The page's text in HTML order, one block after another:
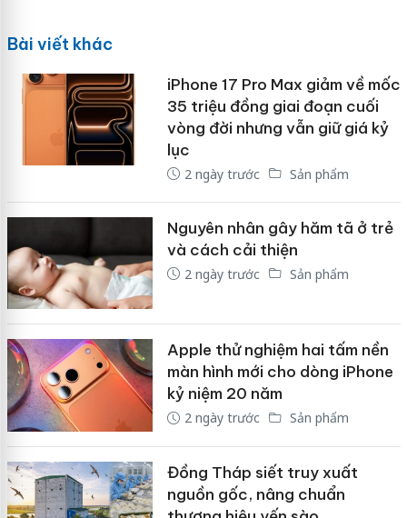
Bài viết khác
iPhone 17 Pro Max giảm về mốc
35 triệu đồng giai đoạn cuối
vòng đời nhưng vẫn giữ giá kỷ
lục
2 ngày trước Sản phẩm
Nguyên nhân gây hăm tã ở trẻ
và cách cải thiện
2 ngày trước Sản phẩm
Apple thử nghiệm hai tấm nền
màn hình mới cho dòng iPhone
kỷ niệm 20 năm
2 ngày trước Sản phẩm
Đồng Tháp siết truy xuất
nguồn gốc, nâng chuẩn